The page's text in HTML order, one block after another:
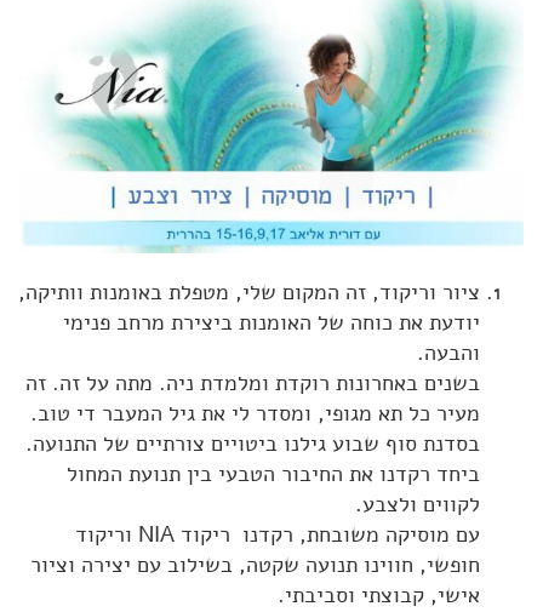
הנחיית קבוצות
הדרכה וליווי מקצועי
פסיכותרפיה אומנות הטיפול
פגישה ב-Zoom
ניה Nia
שעורי ניה NIA
וידאו בלוג
ארועים
בלוג
המלצות
לנוע בסטייל
צור קשר
'סגור תפריט'
ציור וריקוד, זה המקום שלי, מטפלת באומנות וותיקה,
יודעת את כוחה של האומנות ביצירת מרחב פנימי
והבעה.
בשנים באחרונות רוקדת ומלמדת ניה. מתה על זה. זה
מעיר כל תא מגופי, ומסדר לי את גיל המעבר די טוב.
בסדנת סוף שבוע גילנו ביטויים צורתיים של התנועה.
ביחד רקדנו את החיבור הטבעי בין תנועת המחול
לקווים ולצבע.
עם מוסיקה משובחת, רקדנו ריקוד NIA וריקוד
חופשי, חווינו תנועה שקטה, בשילוב עם יצירה וציור
אישי, קבוצתי וסביבתי.